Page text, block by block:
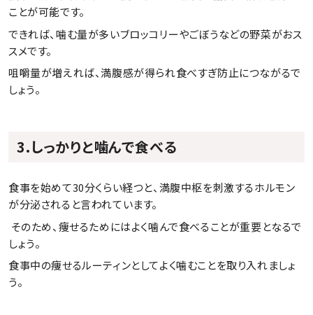
ことが可能です。
できれば、噛む量が多いブロッコリーやごぼうなどの野菜がおス
スメです。
咀嚼量が増えれば、満腹感が得られ食べすぎ防止につながるで
しょう。
3.しっかりと噛んで食べる
食事を始めて30分くらい経つと、満腹中枢を刺激するホルモン
が分泌されると言われています。
そのため、痩せるためにはよく噛んで食べることが重要となるで
しょう。
食事中の痩せるルーティンとしてよく噛むことを取り入れましょ
う。